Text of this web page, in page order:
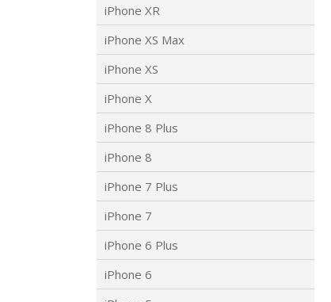
iPhone XR
iPhone XS Max
iPhone XS
iPhone X
iPhone 8 Plus
iPhone 8
iPhone 7 Plus
iPhone 7
iPhone 6 Plus
iPhone 6